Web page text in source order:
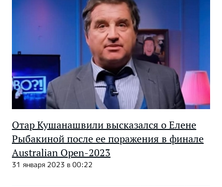
Отар Кушанашвили высказался о Елене
Рыбакиной после ее поражения в финале
Australian Open-2023
31 января 2023 в 00:22